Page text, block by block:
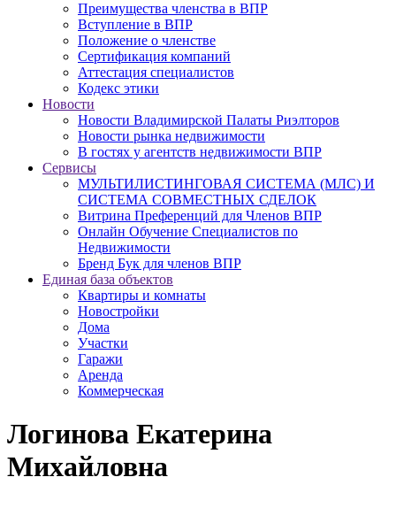
Преимущества членства в ВПР
Вступление в ВПР
Положение о членстве
Сертификация компаний
Аттестация специалистов
Кодекс этики
Новости
Новости Владимирской Палаты Риэлторов
Новости рынка недвижимости
В гостях у агентств недвижимости ВПР
Сервисы
МУЛЬТИЛИСТИНГОВАЯ СИСТЕМА (МЛС) И
СИСТЕМА СОВМЕСТНЫХ СДЕЛОК
Витрина Преференций для Членов ВПР
Онлайн Обучение Специалистов по
Недвижимости
Бренд Бук для членов ВПР
Единая база объектов
Квартиры и комнаты
Новостройки
Дома
Участки
Гаражи
Аренда
Коммерческая
Логинова Екатерина
Михайловна